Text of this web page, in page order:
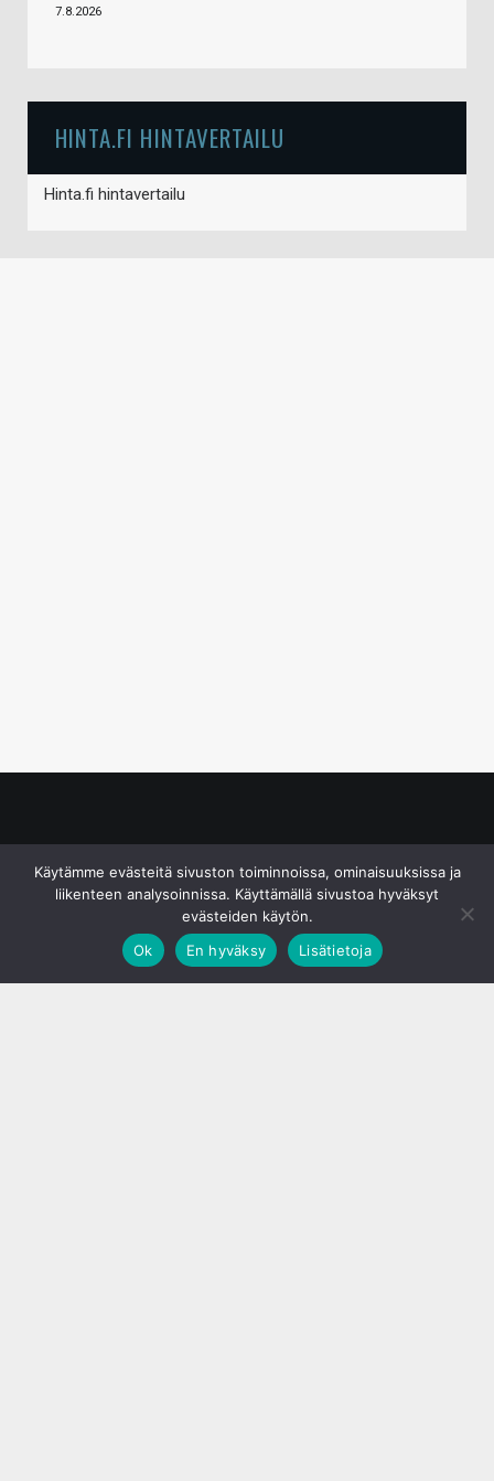
7.8.2026
HINTA.FI HINTAVERTAILU
Hinta.fi hintavertailu
Käytämme evästeitä sivuston toiminnoissa, ominaisuuksissa ja
liikenteen analysoinnissa. Käyttämällä sivustoa hyväksyt
evästeiden käytön.
Ok
En hyväksy Lisätietoja